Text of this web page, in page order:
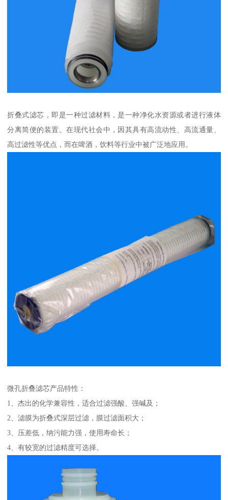
折叠式滤芯，即是一种过滤材料，是一种净化水资源或者进行液体
分离简便的装置。在现代社会中，因其具有高流动性、高流通量、
高过滤性等优点，而在啤酒，饮料等行业中被广泛地应用。
微孔折叠滤芯产品特性：
1、杰出的化学兼容性，适合过滤强酸、强碱及；
2、滤膜为折叠式深层过滤，膜过滤面积大；
3、压差低，纳污能力强，使用寿命长；
4、有较宽的过滤精度可选择。